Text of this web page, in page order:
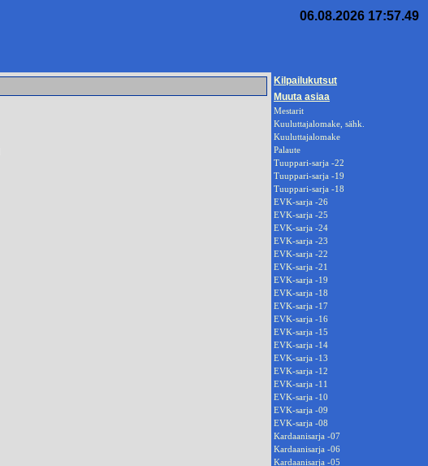
06.08.2026 17:57.49
Kilpailukutsut
Muuta asiaa
Mestarit
Kuuluttajalomake, sähk.
Kuuluttajalomake
Palaute
Tuuppari-sarja -22
Tuuppari-sarja -19
Tuuppari-sarja -18
EVK-sarja -26
EVK-sarja -25
EVK-sarja -24
EVK-sarja -23
EVK-sarja -22
EVK-sarja -21
EVK-sarja -19
EVK-sarja -18
EVK-sarja -17
EVK-sarja -16
EVK-sarja -15
EVK-sarja -14
EVK-sarja -13
EVK-sarja -12
EVK-sarja -11
EVK-sarja -10
EVK-sarja -09
EVK-sarja -08
Kardaanisarja -07
Kardaanisarja -06
Kardaanisarja -05